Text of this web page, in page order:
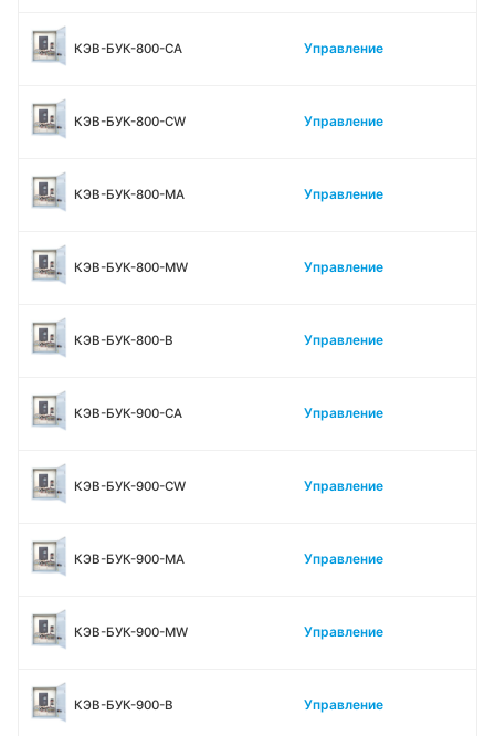
КЭВ-БУК-800-CA Управление
КЭВ-БУК-800-CW Управление
КЭВ-БУК-800-MA Управление
КЭВ-БУК-800-MW Управление
КЭВ-БУК-800-В Управление
КЭВ-БУК-900-CA Управление
КЭВ-БУК-900-CW Управление
КЭВ-БУК-900-MA Управление
КЭВ-БУК-900-MW Управление
КЭВ-БУК-900-В Управление